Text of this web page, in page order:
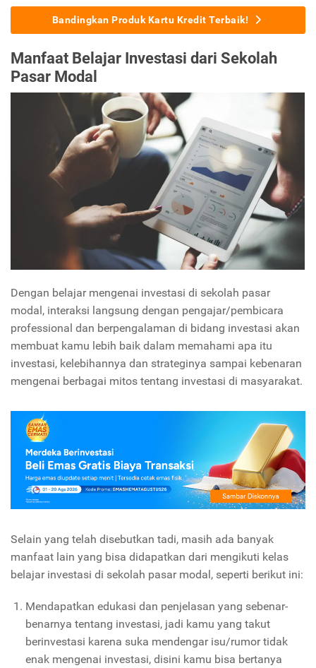
Bandingkan Produk Kartu Kredit Terbaik!
Manfaat Belajar Investasi dari Sekolah
Pasar Modal
Dengan belajar mengenai investasi di sekolah pasar
modal, interaksi langsung dengan pengajar/pembicara
professional dan berpengalaman di bidang investasi akan
membuat kamu lebih baik dalam memahami apa itu
investasi, kelebihannya dan strateginya sampai kebenaran
mengenai berbagai mitos tentang investasi di masyarakat.
Selain yang telah disebutkan tadi, masih ada banyak
manfaat lain yang bisa didapatkan dari mengikuti kelas
belajar investasi di sekolah pasar modal, seperti berikut ini:
Mendapatkan edukasi dan penjelasan yang sebenar-
benarnya tentang investasi, jadi kamu yang takut
berinvestasi karena suka mendengar isu/rumor tidak
enak mengenai investasi, disini kamu bisa bertanya